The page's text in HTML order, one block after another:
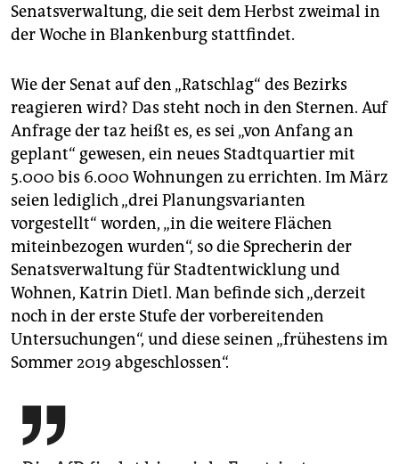
Senatsverwaltung, die seit dem Herbst zweimal in
der Woche in Blankenburg stattfindet.
Wie der Senat auf den „Ratschlag“ des Bezirks
reagieren wird? Das steht noch in den Sternen. Auf
Anfrage der taz heißt es, es sei „von Anfang an
geplant“ gewesen, ein neues Stadtquartier mit
5.000 bis 6.000 Wohnungen zu errichten. Im März
seien lediglich „drei Planungsvarianten
vorgestellt“ worden, „in die weitere Flächen
miteinbezogen wurden“, so die Sprecherin der
Senatsverwaltung für Stadtentwicklung und
Wohnen, Katrin Dietl. Man befinde sich „derzeit
noch in der erste Stufe der vorbereitenden
Untersuchungen“, und diese seinen „frühestens im
Sommer 2019 abgeschlossen“.
